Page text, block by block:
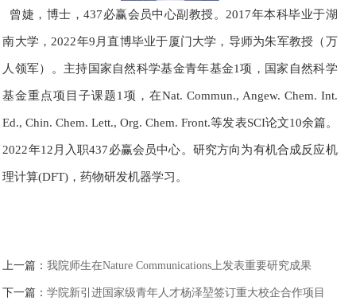
曾婕，博士，437必赢会员中心副教授。 2017年本科毕业于湖
南大学， 2022年9 月直博毕业于厦门大学，导师为朱军教授（万
人领军）。主持国家自然科学基金青年基金1项，国家自然科学
基金重点项目子课题1项，在Nat. Commun., Angew. Chem. Int.
Ed., Chin. Chem. Lett., Org. Chem. Front.等发表SCI论文10余篇。
2022年12 月入职437必赢会员中心。研究方向为有机合成反应机
理计算(DFT)，药物研发机器学习。
上一篇：我院师生在Nature Communications上发表重要研究成果
下一篇：学院新引进国家级青年人才杨泽堃签订重大校企合作项目